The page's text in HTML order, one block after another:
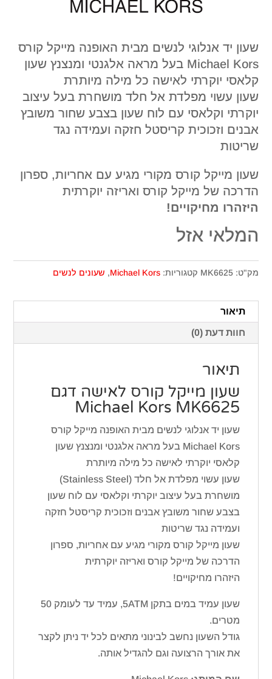
שעון יד אנלוגי לנשים מבית האופנה מייקל קורס
Michael Kors בעל מראה אלגנטי ומנצנץ שעון
קלאסי יוקרתי לאישה כל מילה מיותרת
שעון עשוי מפלדת אל חלד מושחרת בעל עיצוב
יוקרתי וקלאסי עם לוח שעון בצבע שחור משובץ
אבנים וזכוכית קריסטל חזקה ועמידה נגד
שריטות
שעון מייקל קורס מקורי מגיע עם אחריות, ספרון
הדרכה של מייקל קורס ואריזה יוקרתית
היזהרו מחיקויים!
המלאי אזל
מק"ט:MK6625 קטגוריות:Michael Kors
, שעונים לנשים
תיאור
חוות דעת (0)
תיאור
שעון מייקל קורס ‏לאישה דגם
Michael Kors MK6625
שעון יד אנלוגי לנשים מבית האופנה מייקל קורס
Michael Kors בעל מראה אלגנטי ומנצנץ שעון
קלאסי יוקרתי לאישה כל מילה מיותרת
שעון עשוי מפלדת אל חלד (Stainless Steel)
מושחרת בעל עיצוב יוקרתי וקלאסי עם לוח שעון
בצבע שחור משובץ אבנים וזכוכית קריסטל חזקה
ועמידה נגד שריטות
שעון מייקל קורס מקורי מגיע עם אחריות, ספרון
הדרכה של מייקל קורס ואריזה יוקרתית
היזהרו מחיקויים!
שעון עמיד במים בתקן 5ATM, עמיד עד לעומק 50
מטרים.
גודל השעון נחשב לבינוני מתאים לכל יד ניתן לקצר
את אורך הרצועה וגם להגדיל אותה.